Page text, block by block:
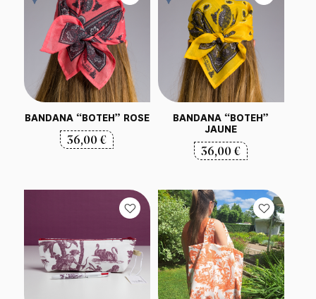
BANDANA “BOTEH” ROSE
36,00€
BANDANA “BOTEH”
JAUNE
36,00€